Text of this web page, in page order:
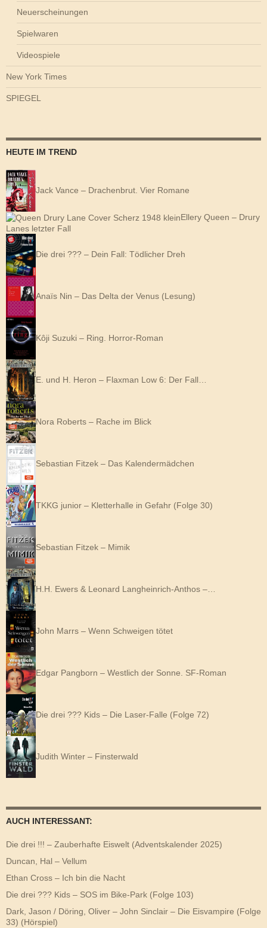
Neuerscheinungen
Spielwaren
Videospiele
New York Times
SPIEGEL
HEUTE IM TREND
Jack Vance – Drachenbrut. Vier Romane
Ellery Queen – Drury
Lanes letzter Fall
Die drei ??? – Dein Fall: Tödlicher Dreh
Anaïs Nin – Das Delta der Venus (Lesung)
Kôji Suzuki – Ring. Horror-Roman
E. und H. Heron – Flaxman Low 6: Der Fall…
Nora Roberts – Rache im Blick
Sebastian Fitzek – Das Kalendermädchen
TKKG junior – Kletterhalle in Gefahr (Folge 30)
Sebastian Fitzek – Mimik
H.H. Ewers & Leonard Langheinrich-Anthos –…
John Marrs – Wenn Schweigen tötet
Edgar Pangborn – Westlich der Sonne. SF-Roman
Die drei ??? Kids – Die Laser-Falle (Folge 72)
Judith Winter – Finsterwald
AUCH INTERESSANT:
Die drei !!! – Zauberhafte Eiswelt (Adventskalender 2025)
Duncan, Hal – Vellum
Ethan Cross – Ich bin die Nacht
Die drei ??? Kids – SOS im Bike-Park (Folge 103)
Dark, Jason / Döring, Oliver – John Sinclair – Die Eisvampire (Folge
33) (Hörspiel)